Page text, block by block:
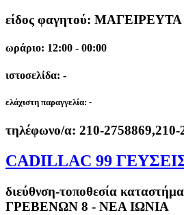
είδος φαγητού: ΜΑΓΕΙΡΕΥΤΑ
ωράριο: 12:00 - 00:00
ιστοσελίδα: -
ελάχιστη παραγγελία: -
τηλέφωνο/α: 210-2758869,210-
CADILLAC 99
διεύθνση-τοποθεσία
ΓΡΕΒΕΝΩΝ 8 - ΝΕΑ ΙΩΝΙΑ